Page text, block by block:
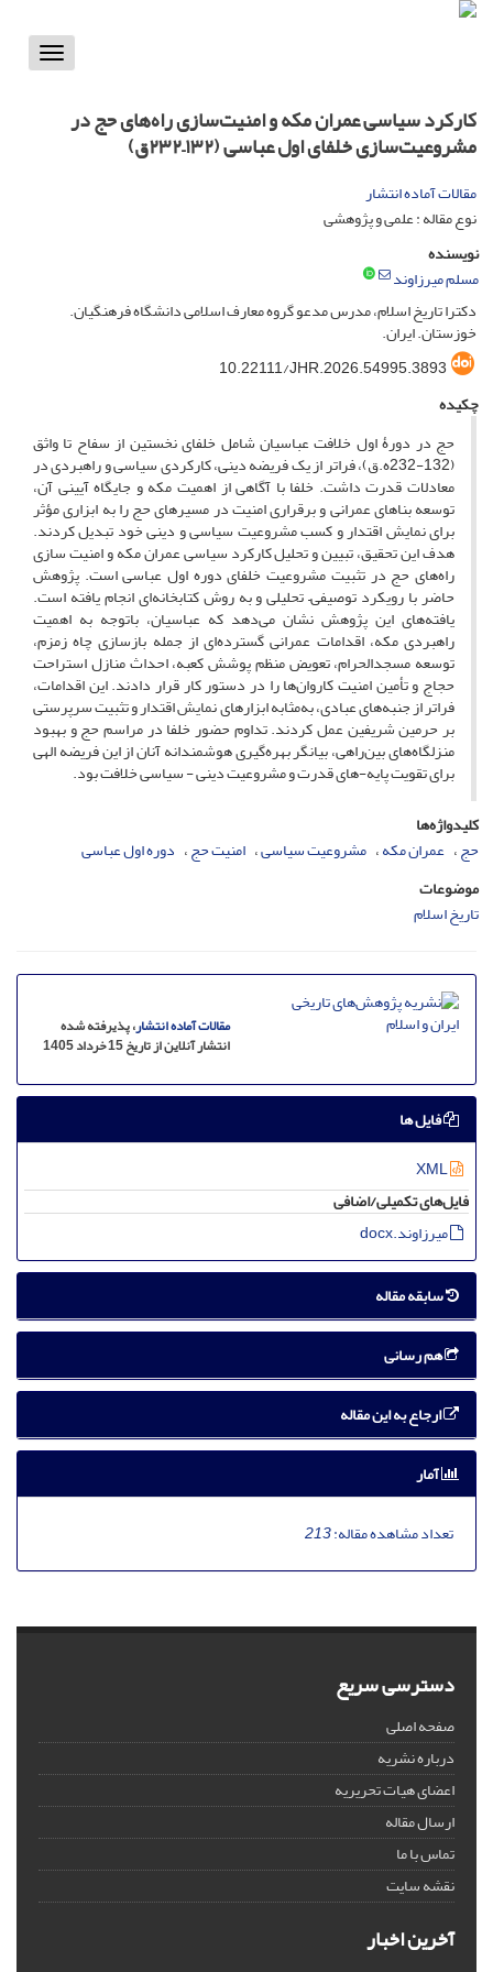
Toggle
کارکرد سیاسی عمران مکه و امنیت‌سازی راه‌های حج در
مشروعیت‌سازی خلفای اول عباسی (۱۳۲–۲۳۲ق)
مقالات آماده انتشار
نوع مقاله : علمی و پژوهشی
نویسنده
مسلم میرزاوند
دکترا تاریخ اسلام، مدرس مدعو گروه معارف اسلامی دانشگاه فرهنگیان.
خوزستان. ایران.
10.22111/JHR.2026.54995.3893
چکیده
حج در دورۀ اول خلافت عباسیان شامل خلفای نخستین از سفاح تا واثق
(132-232ه.ق)، فراتر از یک فریضه دینی، کارکردی سیاسی و راهبردی در
معادلات قدرت داشت. خلفا با آگاهی از اهمیت مکه و جایگاه آیینی آن،
توسعه بناهای عمرانی و برقراری امنیت در مسیرهای حج را به ابزاری مؤثر
برای نمایش اقتدار و کسب مشروعیت سیاسی و دینی خود تبدیل کردند.
هدف این تحقیق، تبیین و تحلیل کارکرد سیاسی عمران مکه و امنیت سازی
راه‌های حج در تثبیت مشروعیت خلفای دوره اول عباسی است. پژوهش
حاضر با رویکرد توصیفی– تحلیلی و به روش کتابخانه‌ای انجام یافته است.
یافته‌های این پژوهش نشان می‌دهد که عباسیان، باتوجه به اهمیت
راهبردی مکه، اقدامات عمرانی گسترده‌ای از جمله بازسازی چاه زمزم،
توسعه مسجدالحرام، تعویض منظم پوشش کعبه، احداث منازل استراحت
حجاج و تأمین امنیت کاروان‌ها را در دستور کار قرار دادند. این اقدامات،
فراتر از جنبه‌های عبادی، به‌مثابه ابزارهای نمایش اقتدار و تثبیت سرپرستی
بر حرمین شریفین عمل کردند. تداوم حضور خلفا در مراسم حج و بهبود
منزلگاه‌های بین‌راهی، بیانگر بهره‌گیری هوشمندانه آنان از این فریضه الهی
برای تقویت پایه-های قدرت و مشروعیت دینی - سیاسی خلافت بود.
کلیدواژه‌ها
حج عمران مکه مشروعیت سیاسی امنیت حج دوره اول عباسی
موضوعات
تاریخ اسلام
مقالات آماده انتشار، پذیرفته شده
انتشار آنلاین از تاریخ 15 خرداد 1405
فایل ها
فایل‌های تکمیلی/اضافی
میرزاوند.docx
سابقه مقاله
هم رسانی
ارجاع به این مقاله
آمار
تعداد مشاهده مقاله:213
دسترسی سریع
صفحه اصلی
درباره نشریه
اعضای هیات تحریریه
ارسال مقاله
تماس با ما
نقشه سایت
آخرین اخبار